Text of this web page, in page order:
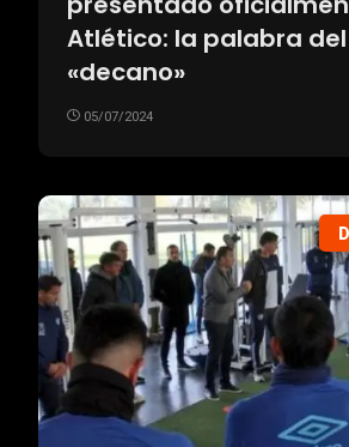
Atlético: la palabra
«decano»
05/07/2024